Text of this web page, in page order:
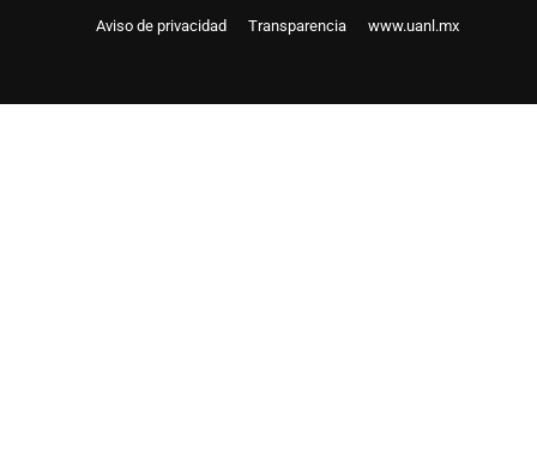
Aviso de privacidad Transparencia www.uanl.mx